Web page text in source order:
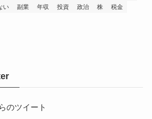
い 副業 年収 投資 政治 株
税金
のツイート